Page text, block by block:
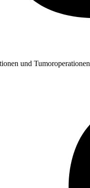
und Tumoroperationen